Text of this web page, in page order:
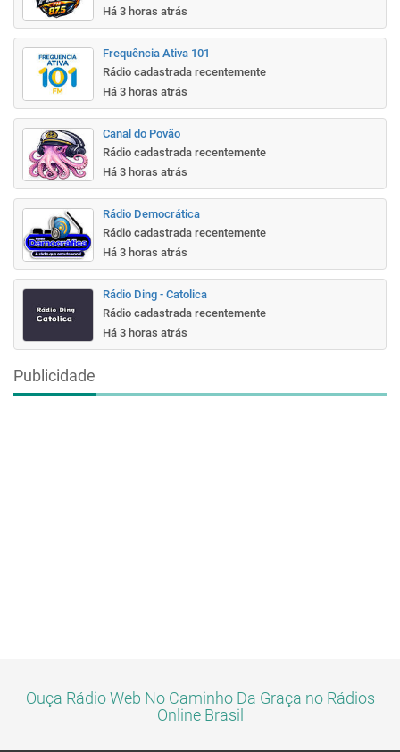
Há 3 horas atrás
Frequência Ativa 101
Rádio cadastrada recentemente
Há 3 horas atrás
Canal do Povão
Rádio cadastrada recentemente
Há 3 horas atrás
Rádio Democrática
Rádio cadastrada recentemente
Há 3 horas atrás
Rádio Ding - Catolica
Rádio cadastrada recentemente
Há 3 horas atrás
Publicidade
Ouça Rádio Web No Caminho Da Graça no Rádios
Online Brasil